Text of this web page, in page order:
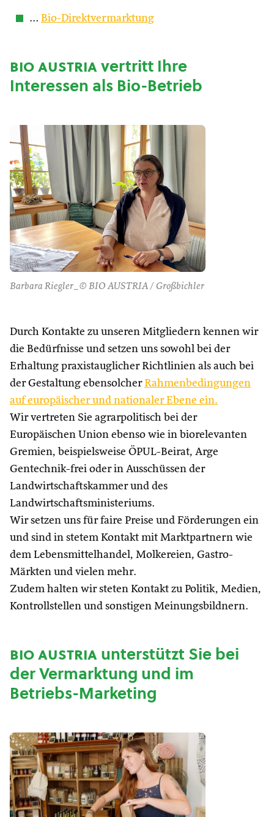
… Bio-Direktvermarktung
bio austriavertritt Ihre
Interessen als Bio-Betrieb
Barbara Riegler_© BIO AUSTRIA / Großbichler
Durch Kontakte zu unseren Mitgliedern kennen wir
die Bedürfnisse und setzen uns sowohl bei der
Erhaltung praxistauglicher Richtlinien als auch bei
der Gestaltung ebensolcher Rahmenbedingungen
auf europäischer und nationaler Ebene ein.
Wir vertreten Sie agrarpolitisch bei der
Europäischen Union ebenso wie in biorelevanten
Gremien, beispielsweise ÖPUL-Beirat, Arge
Gentechnik-frei oder in Ausschüssen der
Landwirtschaftskammer und des
Landwirtschaftsministeriums.
Wir setzen uns für faire Preise und Förderungen ein
und sind in stetem Kontakt mit Marktpartnern wie
dem Lebensmittelhandel, Molkereien, Gastro-
Märkten und vielen mehr.
Zudem halten wir steten Kontakt zu Politik, Medien,
Kontrollstellen und sonstigen Meinungsbildnern.
bio austriaunterstützt Sie bei
der Vermarktung und im
Betriebs-Marketing